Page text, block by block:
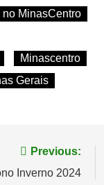
no MinasCentro
Minascentro
Gerais
Previous:
Inverno 2024